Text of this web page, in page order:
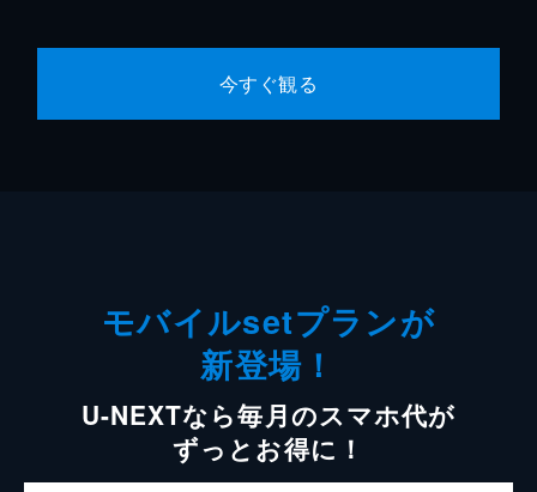
今すぐ観る
モバイルsetプランが
新登場！
U-NEXTなら毎月のスマホ代が
ずっとお得に！